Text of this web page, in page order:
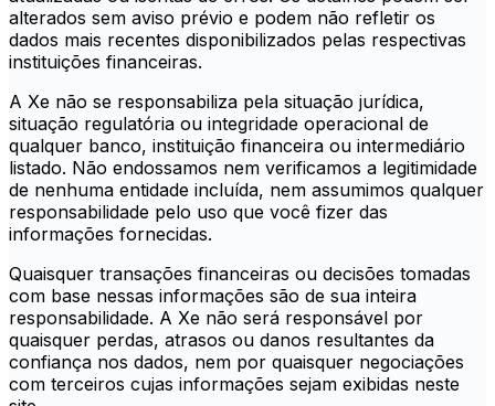
alterados sem aviso prévio e podem não refletir os
dados mais recentes disponibilizados pelas respectivas
instituições financeiras.
A Xe não se responsabiliza pela situação jurídica,
situação regulatória ou integridade operacional de
qualquer banco, instituição financeira ou intermediário
listado. Não endossamos nem verificamos a legitimidade
de nenhuma entidade incluída, nem assumimos qualquer
responsabilidade pelo uso que você fizer das
informações fornecidas.
Quaisquer transações financeiras ou decisões tomadas
com base nessas informações são de sua inteira
responsabilidade. A Xe não será responsável por
quaisquer perdas, atrasos ou danos resultantes da
confiança nos dados, nem por quaisquer negociações
com terceiros cujas informações sejam exibidas neste